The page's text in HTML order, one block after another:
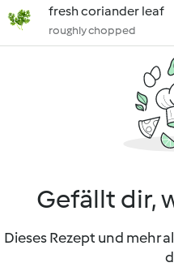
fresh coriander leaf
roughly chopped
Gefällt dir,
Dieses Rezept und mehr